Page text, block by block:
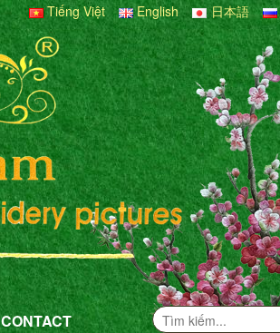
Tiếng Việt English 日本語
CONTACT